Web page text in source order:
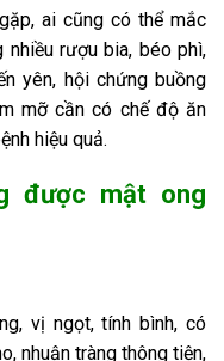
ai cũng có thể mắc
rượu bia, béo phì,
yên, hội chứng buồng
mỡ cần có chế độ ăn
hiệu quả.
được mật ong
vị ngọt, tính bình, có
nhuận tràng thông tiện,